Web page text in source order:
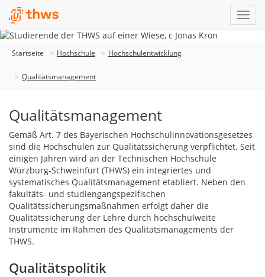
Startseite Hochschule Hochschulentwicklung
Qualitätsmanagement
Qualitätsmanagement
Gemäß Art. 7 des Bayerischen Hochschulinnovationsgesetzes
sind die Hochschulen zur Qualitätssicherung verpflichtet. Seit
einigen Jahren wird an der Technischen Hochschule
Würzburg-Schweinfurt (THWS) ein integriertes und
systematisches Qualitätsmanagement etabliert. Neben den
fakultäts- und studiengangspezifischen
Qualitätssicherungsmaßnahmen erfolgt daher die
Qualitätssicherung der Lehre durch hochschulweite
Instrumente im Rahmen des Qualitätsmanagements der
THWS.
Qualitätspolitik